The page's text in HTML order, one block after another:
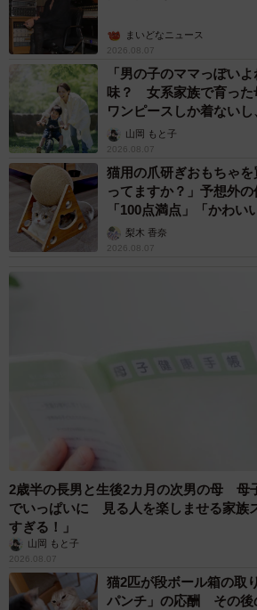
まいどなニュース
2026.08.07
「男の子のママっぽい
味？ 女系家族で育っ
ワンピースしか着ない
へんが…
山岡 もと子
2026.08.07
猫用の爪研ぎおもちゃ
ってますか？」予想外
「100点満点」「かわい
梨木 香奈
2026.08.07
2歳半の長男と生後2カ月の次男の母 母
でいっぱいに 見る人を楽しませる家族
すぎる！」
山岡 もと子
2026.08.07
猫2匹が段ボール箱の取
パンチ」の応酬 その後